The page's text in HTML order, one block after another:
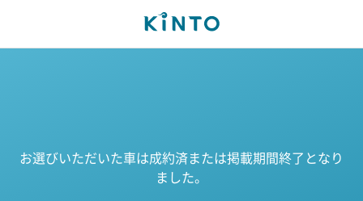
お選びいただいた車は成約済または掲載期間終了となり
ました。